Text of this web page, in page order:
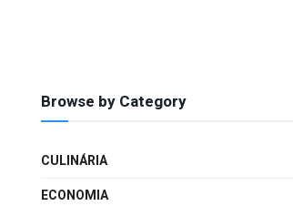
Browse by Category
CULINÁRIA
ECONOMIA